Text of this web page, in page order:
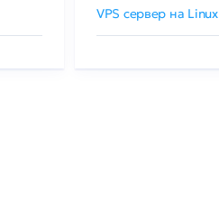
VPS сервер на Linux